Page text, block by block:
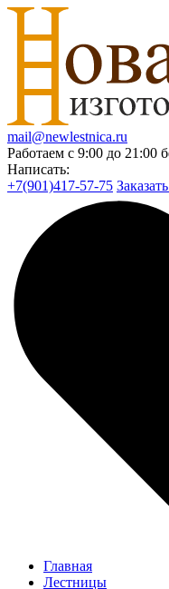
mail@newlestnica.ru
Работаем с 9:00 до 21:00
Написать:
+7(901)417-57-75
Главная
Лестницы